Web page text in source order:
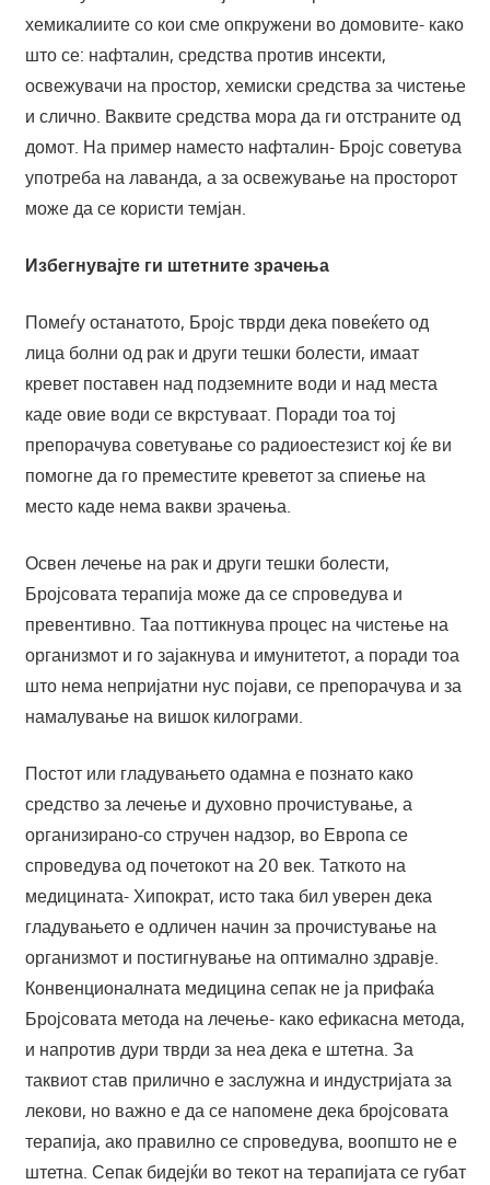
хемикалиите со кои сме опкружени во домовите- како
што се: нафталин, средства против инсекти,
освежувачи на простор, хемиски средства за чистење
и слично. Ваквите средства мора да ги отстраните од
домот. На пример наместо нафталин- Бројс советува
употреба на лаванда, а за освежување на просторот
може да се користи темјан.
Избегнувајте ги штетните зрачења
Помеѓу останатото, Бројс тврди дека повеќето од
лица болни од рак и други тешки болести, имаат
кревет поставен над подземните води и над места
каде овие води се вкрстуваат. Поради тоа тој
препорачува советување со радиоестезист кој ќе ви
помогне да го преместите креветот за спиење на
место каде нема вакви зрачења.
Освен лечење на рак и други тешки болести,
Бројсовата терапија може да се спроведува и
превентивно. Таа поттикнува процес на чистење на
организмот и го зајакнува и имунитетот, а поради тоа
што нема непријатни нус појави, се препорачува и за
намалување на вишок килограми.
Постот или гладувањето одамна е познато како
средство за лечење и духовно прочистување, а
организирано-со стручен надзор, во Европа се
спроведува од почетокот на 20 век. Таткото на
медицината- Хипократ, исто така бил уверен дека
гладувањето е одличен начин за прочистување на
организмот и постигнување на оптимално здравје.
Конвенционалната медицина сепак не ја прифаќа
Бројсовата метода на лечење- како ефикасна метода,
и напротив дури тврди за неа дека е штетна. За
таквиот став прилично е заслужна и индустријата за
лекови, но важно е да се напомене дека бројсовата
терапија, ако правилно се спроведува, воопшто не е
штетна. Сепак бидејќи во текот на терапијата се губат